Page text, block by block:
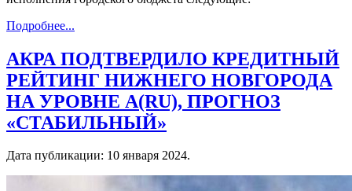
Подробнее...
АКРА ПОДТВЕРДИЛО КРЕДИТНЫЙ
РЕЙТИНГ НИЖНЕГО НОВГОРОДА
НА УРОВНЕ А(RU), ПРОГНОЗ
«СТАБИЛЬНЫЙ»
Дата публикации: 10 января 2024.